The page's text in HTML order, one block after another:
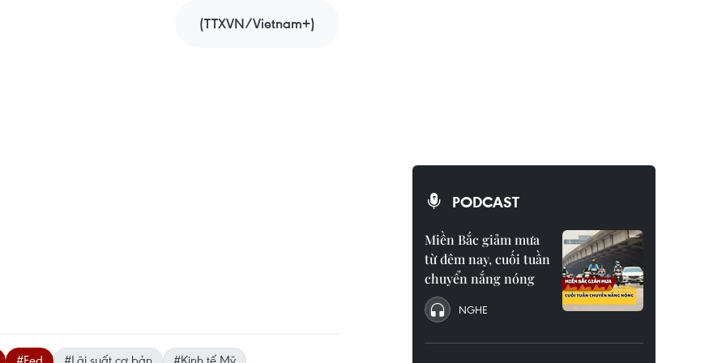
(TTXVN/Vietnam+)
#Fed #Lãi suất cơ bản #Kinh tế Mỹ
PODCAST
Miền Bắc giảm mưa
từ đêm nay, cuối tuần
chuyển nắng nóng
NGHE